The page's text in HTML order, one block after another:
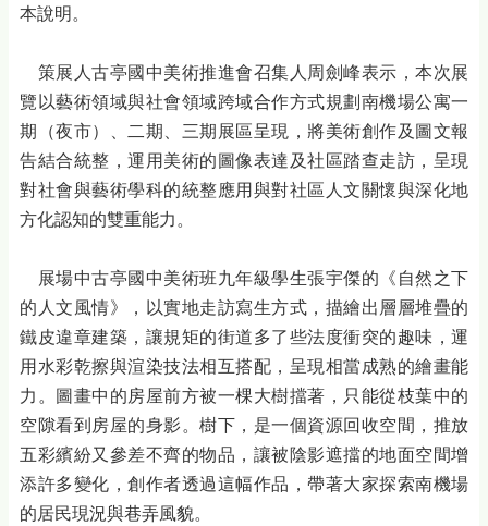
本說明。
策展人古亭國中美術推進會召集人周劍峰表示，本次展
覽以藝術領域與社會領域跨域合作方式規劃南機場公寓一
期（夜市）、二期、三期展區呈現，將美術創作及圖文報
告結合統整，運用美術的圖像表達及社區踏查走訪，呈現
對社會與藝術學科的統整應用與對社區人文關懷與深化地
方化認知的雙重能力。
展場中古亭國中美術班九年級學生張宇傑的《自然之下
的人文風情》，以實地走訪寫生方式，描繪出層層堆疊的
鐵皮違章建築，讓規矩的街道多了些法度衝突的趣味，運
用水彩乾擦與渲染技法相互搭配，呈現相當成熟的繪畫能
力。圖畫中的房屋前方被一棵大樹擋著，只能從枝葉中的
空隙看到房屋的身影。樹下，是一個資源回收空間，推放
五彩繽紛又參差不齊的物品，讓被陰影遮擋的地面空間增
添許多變化，創作者透過這幅作品，帶著大家探索南機場
的居民現況與巷弄風貌。